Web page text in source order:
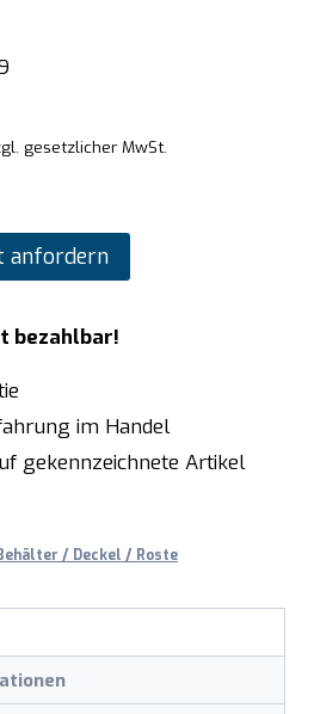
gesetzlicher MwSt.
anfordern
bezahlbar!
im Handel
gekennzeichnete Artikel
/ Deckel / Roste